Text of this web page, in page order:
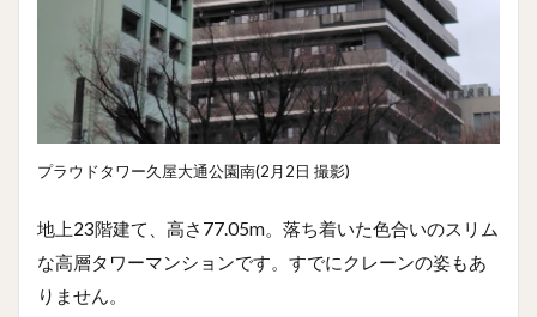
プラウドタワー久屋大通公園南(2月2日 撮影)
地上23階建て、高さ77.05m。落ち着いた色合いのスリム
な高層タワーマンションです。すでにクレーンの姿もあ
りません。